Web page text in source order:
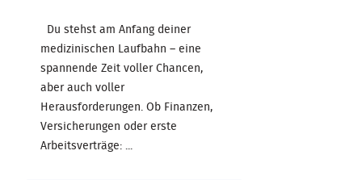
Du stehst am Anfang deiner
medizinischen Laufbahn – eine
spannende Zeit voller Chancen,
aber auch voller
Herausforderungen. Ob Finanzen,
Versicherungen oder erste
Arbeitsverträge: ...